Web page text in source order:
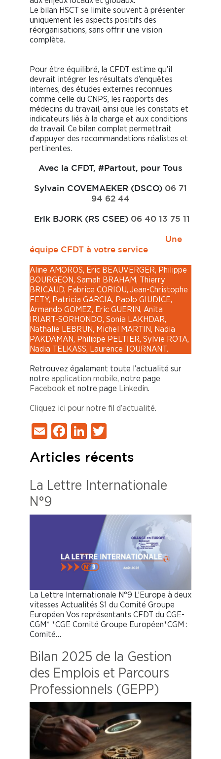
Le bilan HSCT se limite souvent à présenter
uniquement les aspects positifs des
réorganisations, sans offrir une vision
complète.
Pour être équilibré, la CFDT estime qu’il
devrait intégrer les résultats d’enquêtes
internes, des études externes reconnues
comme celle du CNPS, les rapports des
médecins du travail, ainsi que les constats et
indicateurs liés à la charge et aux conditions
de travail. Ce bilan complet permettrait
d’appuyer des recommandations réalistes et
pertinentes.
Avec la CFDT, #Partout, pour Tous
Sylvain COVEMAEKER (DSCO) 06 71
94 62 44
Erik BJORK (RS CSEE) 06 40 13 75 11
Une
équipe CFDT à votre service
Aline AMOROS, Eric BEAUVERGER, Philippe
BOURGEON, Samah BRAHAM, Thierry
BRICAUD, Fabrice CORIOU, Jean-Christophe
FETY, Patricia GARCIA, Paolo GIUDICE,
Armando GOMEZ, Eric GUERIN, Anita
IRIART-SORHONDO, Sonia LAKHDAR,
Nathalie LEBRUN, Michel MARTIN, Nadia
PAKDAMAN, Philippe PELTIER, Sylvie ROTA,
Nadia TELKASS, Laurence TOURNANT.
Retrouvez également toute l’actualité sur
notre application mobile, notre page
Facebook et notre page Linkedin.
Cliquez ici pour notre fil d’actualité.
EmailFacebook
LinkedIn
Articles récents
La Lettre Internationale
N°9
La Lettre Internationale N°9 L’Europe à deux
vitesses Actualités S1 du Comité Groupe
Européen Vos représentants CFDT du CGE-
CGM* *CGE Comité Groupe Européen*CGM :
Comité…
Bilan 2025 de la Gestion
des Emplois et Parcours
Professionnels (GEPP)